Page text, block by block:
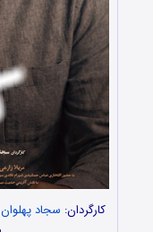
کارگردان: سجاد پهلوان